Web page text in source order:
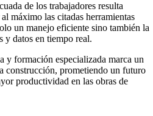
de los trabajadores resulta
máximo las citadas herramientas
un manejo eficiente sino también la
y datos en tiempo real.
y formación especializada marca un
construcción, prometiendo un futuro
productividad en las obras de